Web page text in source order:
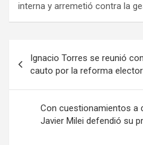
interna y arremetió contra la
de
entradas
Ignacio Torres se reunió
cauto por la reforma
Con cuestionamientos a
Javier Milei defendió su